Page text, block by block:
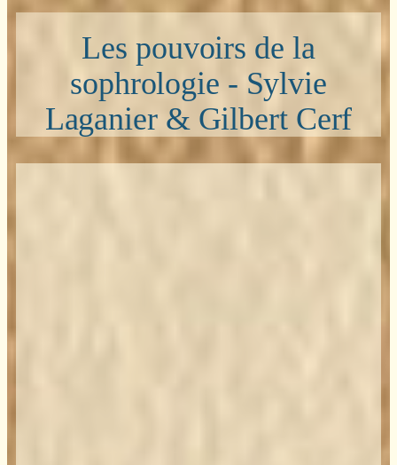
Les pouvoirs de la
sophrologie - Sylvie
Laganier & Gilbert Cerf